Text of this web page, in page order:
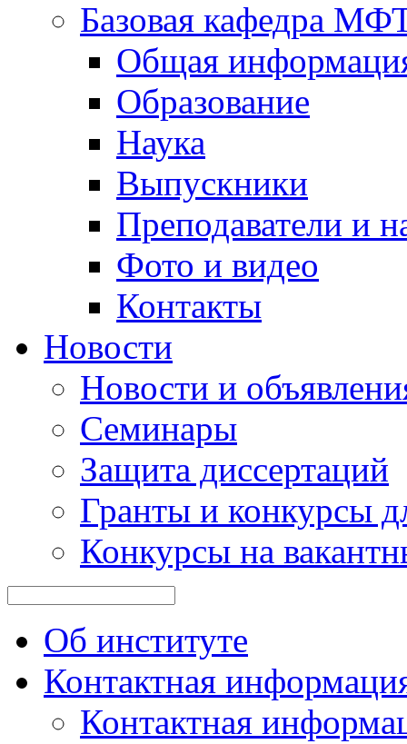
Базовая кафедра
Общая
Образование
Наука
Выпускники
Преподаватели и
Фото и видео
Контакты
Новости
Новости и
Семинары
Защита диссертаций
Гранты и конкурсы
Конкурсы на
Об институте
Контактная
Контактная